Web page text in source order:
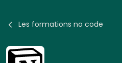
Les formations no code